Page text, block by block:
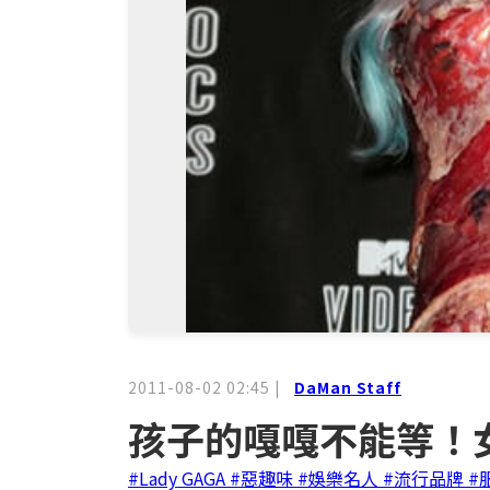
2011-08-02 02:45 | DaMan Staff
孩子的嘎嘎不能等
#Lady GAGA #惡趣味 #娛樂名人 #流行品牌 #